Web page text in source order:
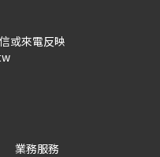
或來電反映
業務服務